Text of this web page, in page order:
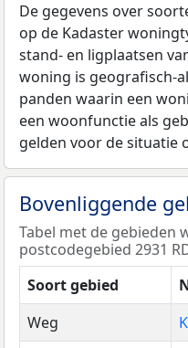
De gegevens over
op de Kadaster
stand- en ligplaatsen
woning is geografisch-
panden waarin een
een woonfunctie als
gelden voor de situatie
Bovenliggende
Tabel met de gebieden
postcodegebied 2931
Soort gebied
Weg